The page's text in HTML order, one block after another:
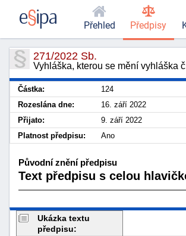
271/2022 Sb.
Vyhláška, kterou se mění vyhláška
Částka: 124
Rozeslána dne:
16. září 2022
Přijato:
9. září 2022
Platnost předpisu:
Ano
Původní znění předpisu
Text předpisu s celou
Ukázka textu
předpisu:
Přehled Předpisy